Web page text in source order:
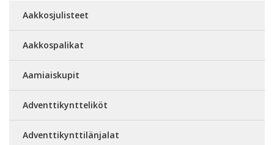
Aakkosjulisteet
Aakkospalikat
Aamiaiskupit
Adventtikyntteliköt
Adventtikynttilänjalat